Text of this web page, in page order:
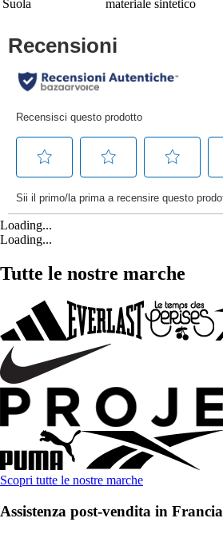
Suola materiale sintetico
Loading...
Loading...
Tutte le nostre marche
Scopri tutte le nostre marche
Assistenza post-vendita in Francia